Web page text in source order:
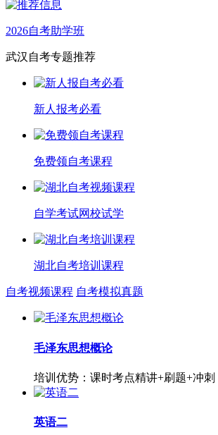
2026自考助学班
武汉自考专题推荐
新人报考必看
免费领自考课程
自学考试网校试学
湖北自考培训课程
自考视频课程 自考模拟真题
毛泽东思想概论
培训优势：课时考点精讲+刷题+冲
英语二